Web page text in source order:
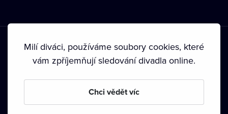
Podmínky používání • Ochrana soukromí • Zásady používání
• Autorská práva•
Milí diváci, používáme soubory cookies, které
vám zpříjemňují sledování divadla online.
Chci vědět víc